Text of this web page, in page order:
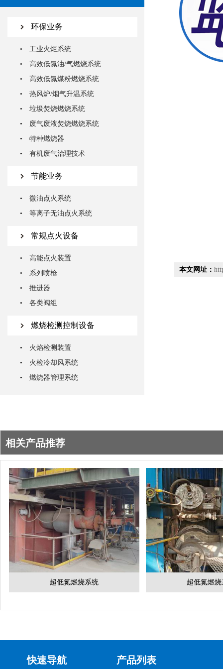
环保业务
• 工业火炬系统
• 高效低氮油/气燃烧系统
• 高效低氮煤粉燃烧系统
• 热风炉/烟气升温系统
• 垃圾焚烧燃烧系统
• 废气废液焚烧燃烧系统
• 特种燃烧器
• 有机废气治理技术
节能业务
• 微油点火系统
• 等离子无油点火系统
常规点火设备
• 高能点火装置
• 系列喷枪
• 推进器
• 各类阀组
燃烧检测控制设备
• 火焰检测装置
• 火检冷却风系统
• 燃烧器管理系统
本文网址：
相关产品推荐
超低氮燃烧系统 超低氮燃
快速导航 产品列表